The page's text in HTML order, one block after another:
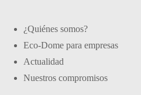
¿Quiénes somos?
Eco-Dome para empresas
Actualidad
Nuestros compromisos